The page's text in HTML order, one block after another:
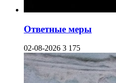
Ответные меры
02-08-2026 3 175